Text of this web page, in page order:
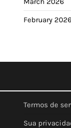
February 2026
Termos de
Sua